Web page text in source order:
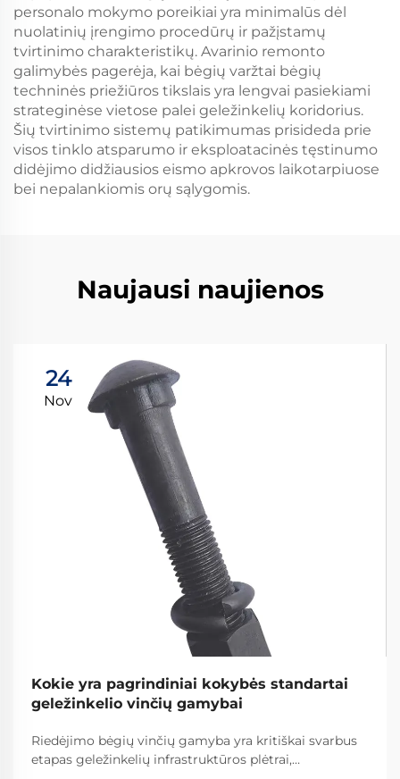
personalo mokymo poreikiai yra minimalūs dėl
nuolatinių įrengimo procedūrų ir pažįstamų
tvirtinimo charakteristikų. Avarinio remonto
galimybės pagerėja, kai bėgių varžtai bėgių
techninės priežiūros tikslais yra lengvai pasiekiami
strateginėse vietose palei geležinkelių koridorius.
Šių tvirtinimo sistemų patikimumas prisideda prie
visos tinklo atsparumo ir eksploatacinės tęstinumo
didėjimo didžiausios eismo apkrovos laikotarpiuose
bei nepalankiomis orų sąlygomis.
Naujausi naujienos
24
Nov
Kokie yra pagrindiniai kokybės standartai
geležinkelio vinčių gamybai
Riedėjimo bėgių vinčių gamyba yra kritiškai svarbus
etapas geležinkelių infrastruktūros plėtrai,